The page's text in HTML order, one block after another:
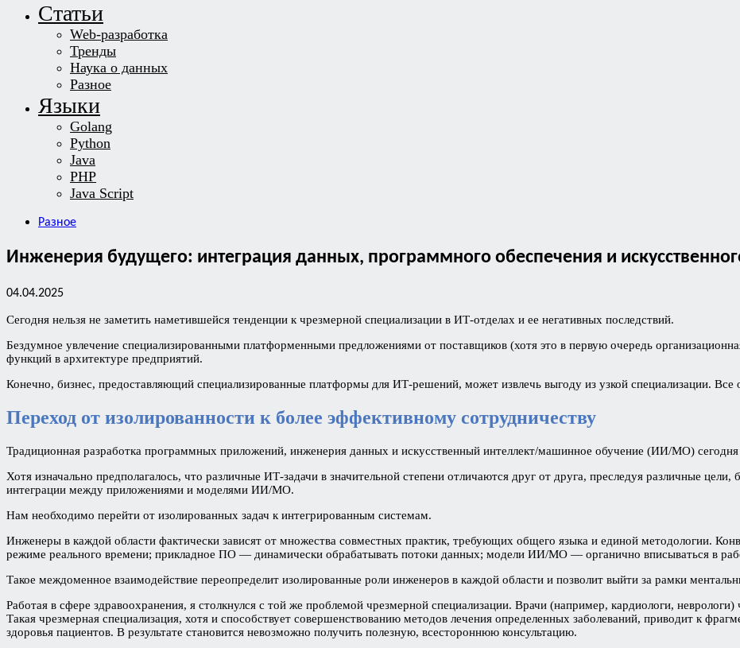
Статьи
Web-разработка
Тренды
Наука о данных
Разное
Языки
Golang
Python
Java
PHP
Java Script
Разное
Инженерия будущего: интеграция данных, программного обеспечения и
04.04.2025
Сегодня нельзя не заметить наметившейся тенденции к чрезмерной специализации в ИТ-отделах и ее негативных последствий.
Бездумное увлечение специализированными платформенными предложениями от поставщиков (хотя это в первую очередь
функций в архитектуре предприятий.
Конечно, бизнес, предоставляющий специализированные платформы для ИТ-решений, может извлечь выгоду из узкой специализации.
Переход от изолированности к более эффективному сотрудничеству
Традиционная разработка программных приложений, инженерия данных и искусственный интеллект/машинное обучение (ИИ/МО)
Хотя изначально предполагалось, что различные ИТ-задачи в значительной степени отличаются друг от друга, преследуя различные
интеграции между приложениями и моделями ИИ/МО.
Нам необходимо перейти от изолированных задач к интегрированным системам.
Инженеры в каждой области фактически зависят от множества совместных практик, требующих общего языка и единой методологии.
режиме реального времени; прикладное ПО — динамически обрабатывать потоки данных; модели ИИ/МО — органично вписываться в
Такое междоменное взаимодействие переопределит изолированные роли инженеров в каждой области и позволит выйти за рамки
Работая в сфере здравоохранения, я столкнулся с той же проблемой чрезмерной специализации. Врачи (например, кардиологи,
Такая чрезмерная специализация, хотя и способствует совершенствованию методов лечения определенных заболеваний, приводит к
здоровья пациентов. В результате становится невозможно получить полезную, всестороннюю консультацию.